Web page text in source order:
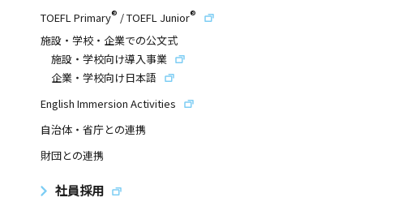
TOEFL Primary® /TOEFL Junior®
施設・学校・企業での公文式
施設・学校向け導入事業
企業・学校向け日本語
English Immersion Activities
自治体・省庁との連携
財団との連携
社員採用